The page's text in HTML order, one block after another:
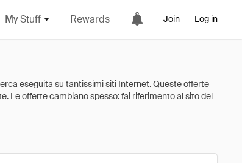
My Stuff Rewards Join Log in